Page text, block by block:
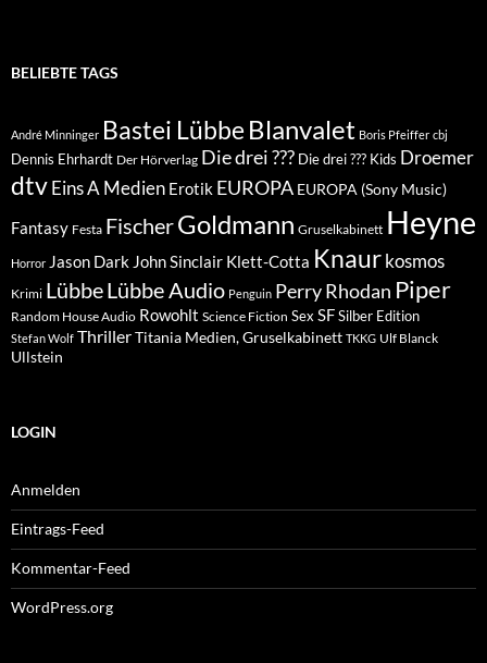
BELIEBTE TAGS
André Minninger Bastei Lübbe Blanvalet Boris Pfeiffer cbj
Dennis Ehrhardt Der Hörverlag Die drei ??? Die drei ??? Kids Droemer
dtvEins A Medien Erotik EUROPA EUROPA (Sony Music)
Fantasy Festa FischerGoldmann Gruselkabinett Heyne
Horror Jason Dark John Sinclair Klett-Cotta Knaur kosmos
Krimi LübbeLübbe Audio Penguin Perry Rhodan Piper
Random House Audio Rowohlt Science Fiction Sex SFSilber Edition
Stefan Wolf ThrillerTitania Medien, Gruselkabinett TKKG Ulf Blanck
Ullstein
LOGIN
Anmelden
Eintrags-Feed
Kommentar-Feed
WordPress.org